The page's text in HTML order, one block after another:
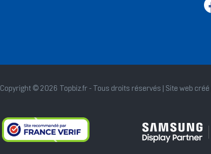
Copyright © 2026 Topbiz.fr - Tous droits réservés | Site web créé